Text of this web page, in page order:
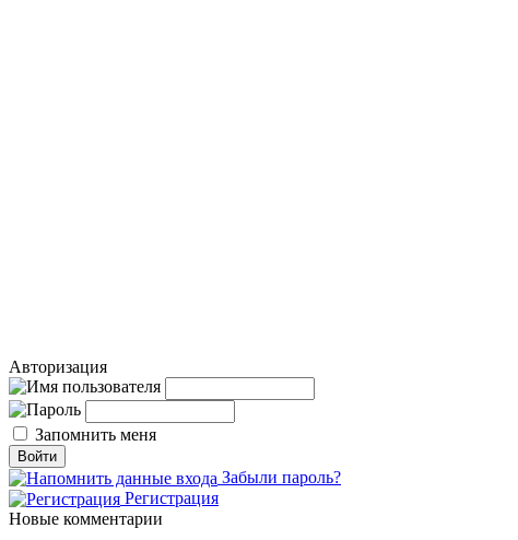
Авторизация
Запомнить меня
Забыли пароль?
Регистрация
Новые комментарии